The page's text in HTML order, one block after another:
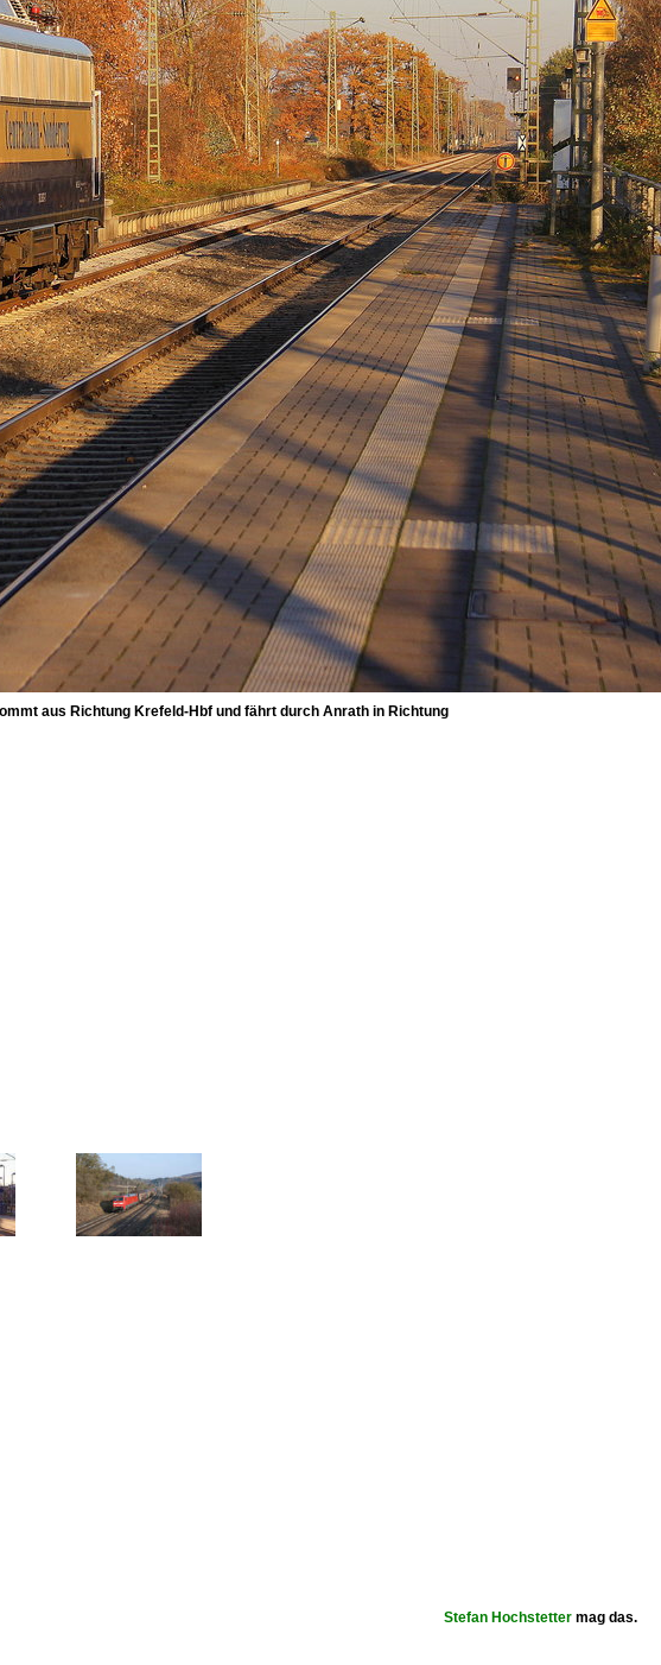
aus Richtung Krefeld-Hbf und fährt durch Anrath in Richtung
Stefan Hochstetter mag das.